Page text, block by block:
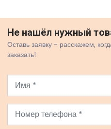
Не нашёл нужный
Оставь заявку - расскажем,
заказать!